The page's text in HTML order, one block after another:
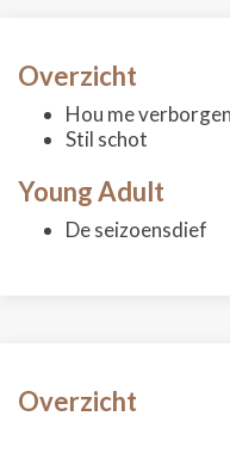
Overzicht
Hou me verborgen
Stil schot
Young Adult
De seizoensdief
Overzicht